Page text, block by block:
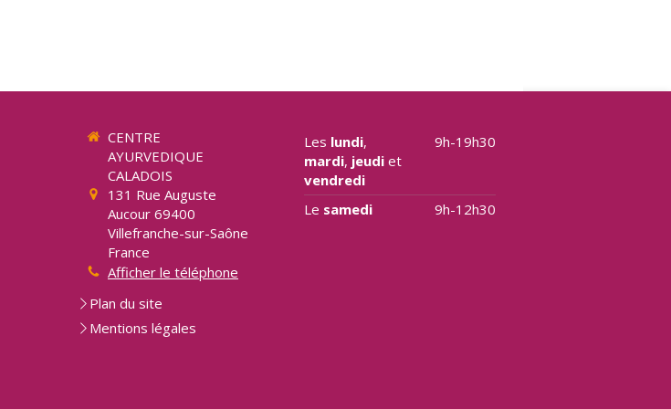
CENTRE
AYURVEDIQUE
CALADOIS
131 Rue Auguste
Aucour 69400
Villefranche-sur-Saône
France
Afficher le téléphone
Plan du site
Mentions légales
Les lundi,
mardi, jeudi et
vendredi
9h-19h30
Le samedi 9h-12h30